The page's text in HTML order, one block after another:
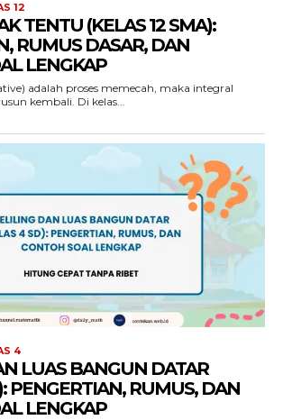
12
TENTU (KELAS 12 SMA):
RUMUS DASAR, DAN
LENGKAP
adalah proses memecah, maka integral
kembali. Di kelas...
4
LUAS BANGUN DATAR
PENGERTIAN, RUMUS, DAN
LENGKAP